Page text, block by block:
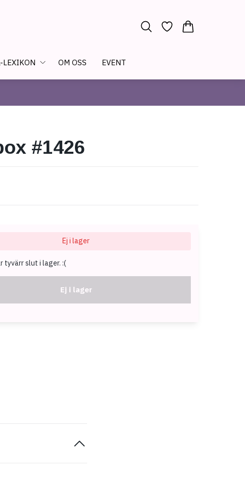
LEXIKON OM OSS EVENT
#1426
Ej i lager
tyvärr slut i lager. :(
Ej i lager